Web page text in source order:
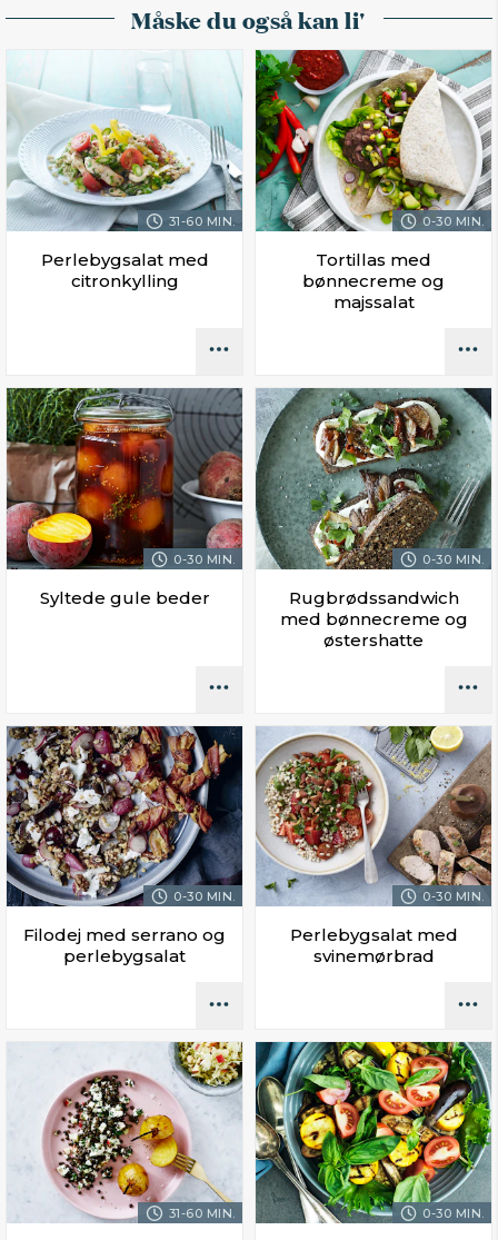
Måske du også kan li'
31-60 MIN.
Perlebygsalat med
citronkylling
0-30 MIN.
Tortillas med
bønnecreme og
majssalat
0-30 MIN.
Syltede gule beder
0-30 MIN.
Rugbrødssandwich
med bønnecreme og
østershatte
0-30 MIN.
Filodej med serrano og
perlebygsalat
0-30 MIN.
Perlebygsalat med
svinemørbrad
31-60 MIN. 0-30 MIN.